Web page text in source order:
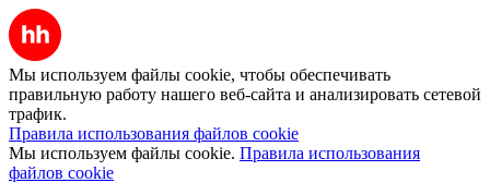
Мы используем файлы cookie, чтобы обеспечивать
правильную работу нашего веб-сайта и анализировать сетевой
трафик.
Правила использования файлов cookie
Мы используем файлы cookie. Правила использования
файлов cookie